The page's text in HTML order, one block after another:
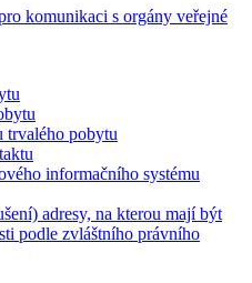
komunikaci s orgány veřejné
trvalého pobytu
informačního systému
adresy, na kterou mají být
podle zvláštního právního